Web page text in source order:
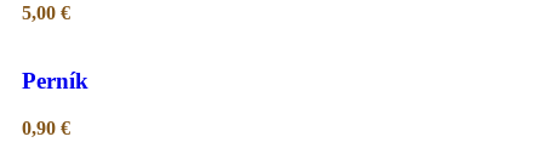
5,00 €
Perník
0,90 €